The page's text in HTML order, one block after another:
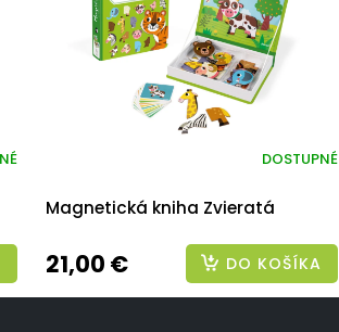
Magnetická kniha Zvieratá
DOSTUPNÉ
21,00 € DO KOŠÍKA